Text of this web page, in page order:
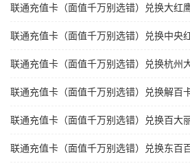
联通充值卡（面值千万别选错）兑换大红
联通充值卡（面值千万别选错）兑换中央
联通充值卡（面值千万别选错）兑换杭州
联通充值卡（面值千万别选错）兑换解百
联通充值卡（面值千万别选错）兑换百大
联通充值卡（面值千万别选错）兑换东百